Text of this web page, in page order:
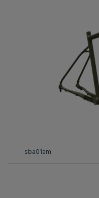
sba01am